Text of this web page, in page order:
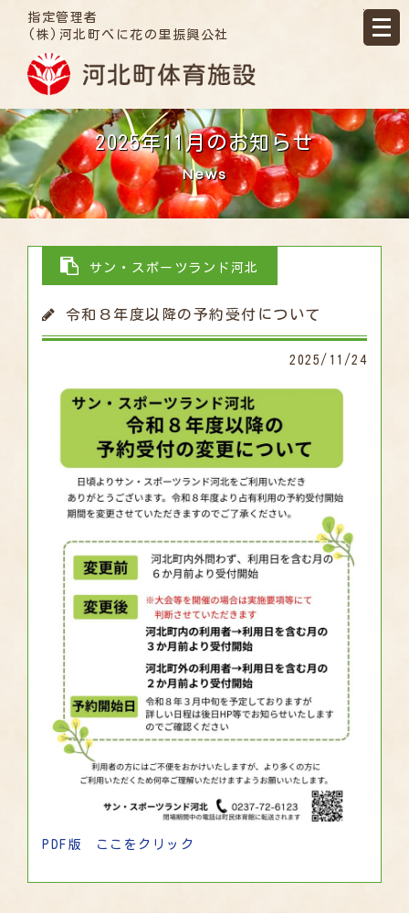
指定管理者
(株)河北町べに花の里振興公社
2025年11月のお知らせ
News
サン・スポーツランド河北
令和８年度以降の予約受付について
2025/11/24
PDF版 ここをクリック